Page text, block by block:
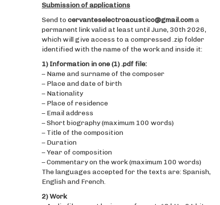
Submission of applications
Send to cervanteselectroacustico@gmail.coma
permanent link valid at least until June, 30th 2026,
which will give access to a compressed .zip folder
identified with the name of the work and inside it:
1) Information in one (1) .pdf file:
– Name and surname of the composer
– Place and date of birth
– Nationality
– Place of residence
– Email address
– Short biography (maximum 100 words)
– Title of the composition
– Duration
– Year of composition
– Commentary on the work (maximum 100 words)
The languages accepted for the texts are: Spanish,
English and French.
2) Work